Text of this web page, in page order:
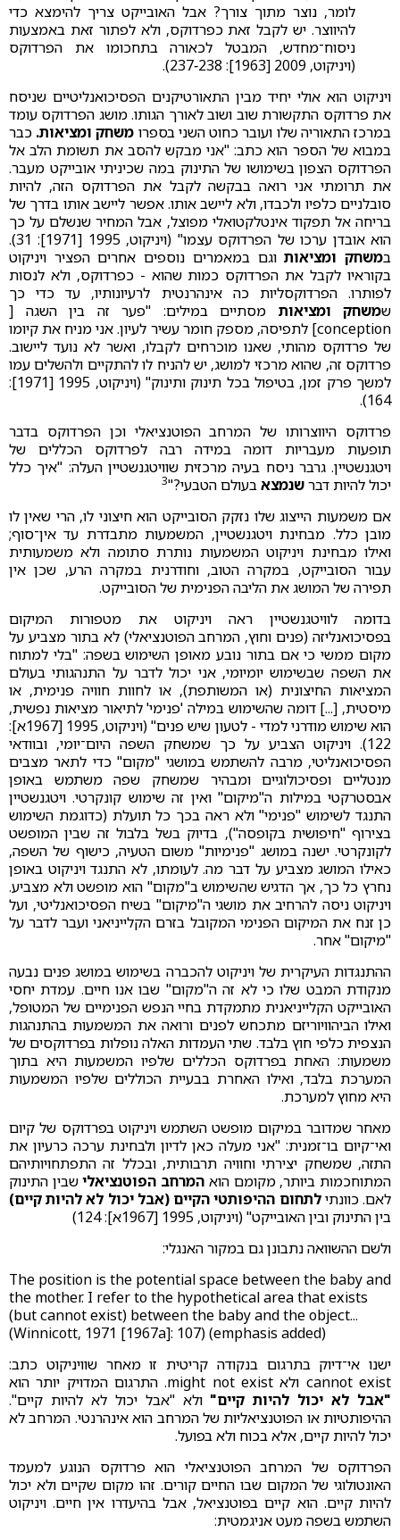
לומר, נוצר מתוך צורך? אבל האובייקט צריך להימצא כדי
להיווצר. יש לקבל זאת כפרדוקס, ולא לפתור זאת באמצעות
ניסוח־מחדש, המבטל לכאורה בתחכומו את הפרדוקס
(ויניקוט, 2009 [1963]: 238‑237).
ויניקוט הוא אולי יחיד מבין התאורטיקנים הפסיכואנליטיים שניסח
את פרדוקס התקשורת שוב ושוב לאורך הגותו. מושג הפרדוקס עומד
במרכז התאוריה שלו ועובר כחוט השני בספרו משחק ומציאות. כבר
במבוא של הספר הוא כתב: "אני מבקש להסב את תשומת הלב אל
הפרדוקס הצפון בשימושו של התינוק במה שכיניתי אובייקט מעבר.
את תרומתי אני רואה בבקשה לקבל את הפרדוקס הזה, להיות
סובלניים כלפיו ולכבדו, ולא ליישב אותו. אפשר ליישב אותו בדרך של
בריחה אל תפקוד אינטלקטואלי מפוצל, אבל המחיר שנשלם על כך
הוא אובדן ערכו של הפרדוקס עצמו" (ויניקוט, 1995 [1971]: 31).
במשחק ומציאותוגם במאמרים נוספים אחרים הפציר ויניקוט
בקוראיו לקבל את הפרדוקס כמות שהוא - כפרדוקס, ולא לנסות
לפותרו. הפרדוקסליות כה אינהרנטית לרעיונותיו, עד כדי כך
שמשחק ומציאות מסתיים במילים: "פער זה בין השגה [
conception] לתפיסה, מספק חומר עשיר לעיון. אני מניח את קיומו
של פרדוקס מהותי, שאנו מוכרחים לקבלו, ואשר לא נועד ליישוב.
פרדוקס זה, שהוא מרכזי למושג, יש להניח לו להתקיים ולהשלים עמו
למשך פרק זמן, בטיפול בכל תינוק ותינוק" (ויניקוט, 1995 [1971]:
164).
פרדוקס היווצרותו של המרחב הפוטנציאלי וכן הפרדוקס בדבר
תופעות מעבריות דומה במידה רבה לפרדוקס הכללים של
ויטגנשטיין. גרבר ניסח בעיה מרכזית שוויטגנשטיין העלה: "איך כלל
יכול להיות דברשנמצאבעולם הטבעי?"3
אם משמעות הייצוג שלו נזקק הסובייקט הוא חיצוני לו, הרי שאין לו
מובן כלל. מבחינת ויטגנשטיין, המשמעות מתבדרת עד אין־סוף;
ואילו מבחינת ויניקוט המשמעות נותרת סתומה ולא משמעותית
עבור הסובייקט, במקרה הטוב, וחודרנית במקרה הרע, שכן אין
תפירה של המושג את הליבה הפנימית של הסובייקט.
בדומה לוויטגנשטיין ראה ויניקוט את מטפורות המיקום
בפסיכואנליזה (פנים וחוץ, המרחב הפוטנציאלי) לא בתור מצביע על
מקום ממשי כי אם בתור נובע מאופן השימוש בשפה: "בלי למתוח
את השפה שבשימוש יומיומי, אני יכול לדבר על התנהגותי בעולם
המציאות החיצונית (או המשותפת), או לחוות חוויה פנימית, או
מיסטית, [...] דומה שהשימוש במילה 'פנימי' לתיאור מציאות נפשית,
הוא שימוש מודרני למדי - לטעון שיש פנים" (ויניקוט, 1995 [1967א]:
122). ויניקוט הצביע על כך שמשחק השפה היום־יומי, ובוודאי
הפסיכואנליטי, מרבה להשתמש במושגי "מקום" כדי לתאר מצבים
מנטליים ופסיכולוגיים ומבהיר שמשחק שפה משתמש באופן
אבסטרקטי במילות ה"מיקום" ואין זה שימוש קונקרטי. ויטגנשטיין
התנגד לשימוש "פנימי" ולא ראה בכך כל תועלת (כדוגמת השימוש
בצירוף "חיפושית בקופסה"), בדיוק בשל בלבול זה שבין המופשט
לקונקרטי. ישנה במושג "פנימיות" משום הטעיה, כישוף של השפה,
כאילו המושג מצביע על דבר מה. לעומתו, לא התנגד ויניקוט באופן
נחרץ כל כך, אך הדגיש שהשימוש ב"מקום" הוא מופשט ולא מצביע.
ויניקוט ניסה להרחיב את מושגי ה"מיקום" בשיח הפסיכואנליטי, ועל
כן זנח את המיקום הפנימי המקובל בזרם הקלייניאני ועבר לדבר על
"מיקום" אחר.
ההתנגדות העיקרית של ויניקוט להכברה בשימוש במושג פנים נבעה
מנקודת המבט שלו כי לא זה ה"מקום" שבו אנו חיים. עמדת יחסי
האובייקט הקלייניאנית מתמקדת בחיי הנפש הפנימיים של המטופל,
ואילו הביהוויוריזם מתכחש לפנים ורואה את המשמעות בהתנהגות
הנצפית כלפי חוץ בלבד. שתי העמדות האלה נופלות בפרדוקסים של
משמעות: האחת בפרדוקס הכללים שלפיו המשמעות היא בתוך
המערכת בלבד, ואילו האחרת בבעיית הכוללים שלפיו המשמעות
היא מחוץ למערכת.
מאחר שמדובר במיקום מופשט השתמש ויניקוט בפרדוקס של קיום
ואי־קיום בו־זמנית: "אני מעלה כאן לדיון ולבחינת ערכה כרעיון את
התזה, שמשחק יצירתי וחוויה תרבותית, ובכלל זה התפתחויותיהם
המתוחכמות ביותר, מקומם הוא המרחב הפוטנציאלישבין התינוק
לאם. כוונתילתחום ההיפותטי הקיים (אבל יכול לא להיות קיים)
בין התינוק ובין האובייקט" (ויניקוט, 1995 [1967א]: 124)
ולשם ההשוואה נתבונן גם במקור האנגלי:
The position is the potential space between the baby and
the mother. I refer to the hypothetical area that exists
(but cannot exist) between the baby and the object...
(Winnicott, 1971 [1967a]: 107) (emphasis added)
ישנו אי־דיוק בתרגום בנקודה קריטית זו מאחר שוויניקוט כתב:
cannot exist ולא might not exist. התרגום המדויק יותר הוא
"אבל לא יכול להיות קיים" ולא "אבל יכול לא להיות קיים".
ההיפותטיות או הפוטנציאליות של המרחב הוא אינהרנטי. המרחב לא
יכול להיות קיים, אלא בכוח ולא בפועל.
הפרדוקס של המרחב הפוטנציאלי הוא פרדוקס הנוגע למעמד
האונטולוגי של המקום שבו החיים קורים. זהו מקום שקיים ולא יכול
להיות קיים. הוא קיים בפוטנציאל, אבל בהיעדרו אין חיים. ויניקוט
השתמש בשפה מעט אניגמטית: